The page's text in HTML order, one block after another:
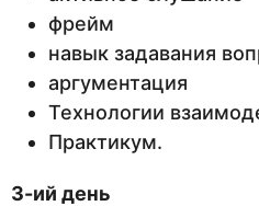
фрейм
навык задавания
аргументация
Технологии
Практикум.
3-ий день